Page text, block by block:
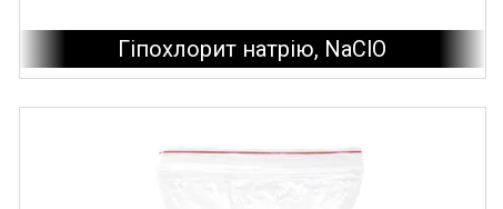
Гіпохлорит натрію, NaClO